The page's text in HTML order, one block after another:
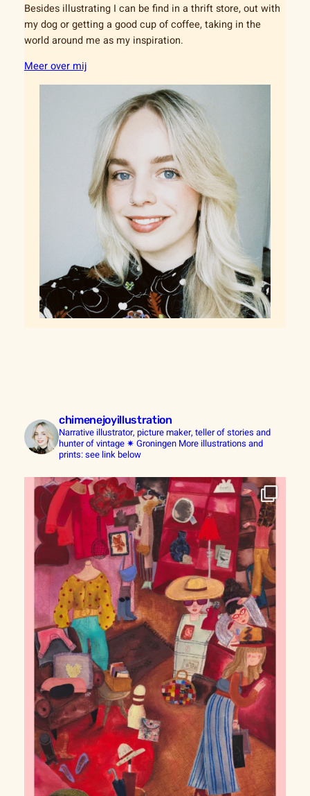
Besides illustrating I can be find in a thrift store, out with
my dog or getting a good cup of coffee, taking in the
world around me as my inspiration.
Meer over mij
chimenejoyillustration
Narrative illustrator, picture maker, teller of stories and
hunter of vintage ✷ GroningenMore illustrations and
prints: see link below